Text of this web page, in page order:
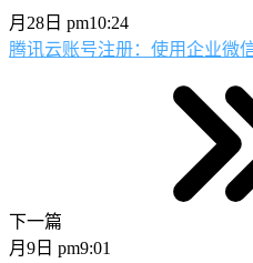
月28日 pm10:24
腾讯云账号注册：使用企业微
下一篇
月9日 pm9:01